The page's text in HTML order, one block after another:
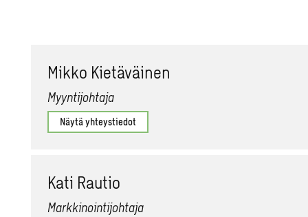
Mikko Kie­tä­väi­nen
Myyntijohtaja
Näytä yhteystiedot
Kati Rau­tio
Markkinointijohtaja